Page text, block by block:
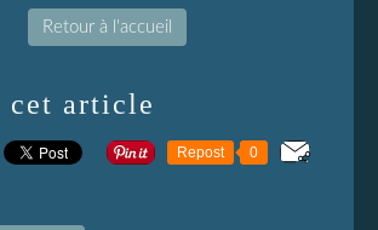
Retour à l'accueil
cet article
Repost 0